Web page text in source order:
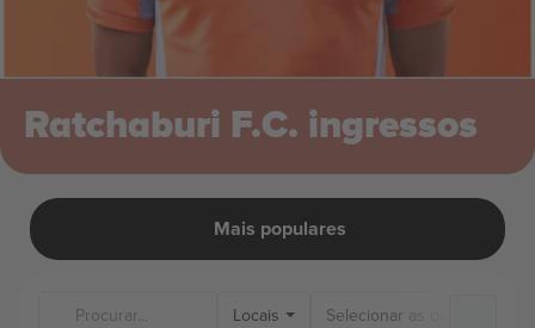
Ratchaburi F.C. ingressos
Mais populares
Locais